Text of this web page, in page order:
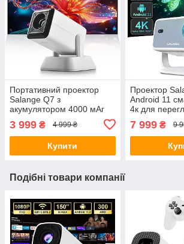
Портативний проектор
Salange Q7 з
акумулятором 4000 мАг
смарт-проектор для дому,
офісу
3 999 ₴ 4 999 ₴
Купити
Проектор
Android 11
4к для
Led
Bluetooth
7 999₴ 9
Подібні товари компанії